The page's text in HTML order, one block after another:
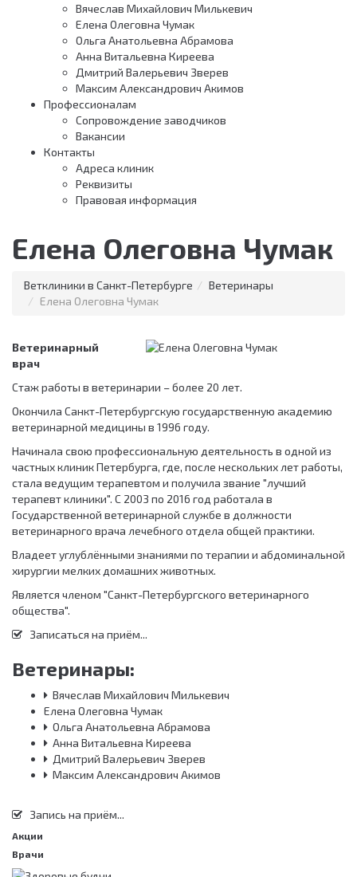
Вячеслав Михайлович Милькевич
Елена Олеговна Чумак
Ольга Анатольевна Абрамова
Анна Витальевна Киреева
Дмитрий Валерьевич Зверев
Максим Александрович Акимов
Профессионалам
Сопровождение заводчиков
Вакансии
Контакты
Адреса клиник
Реквизиты
Правовая информация
Елена Олеговна Чумак
Ветклиники в Санкт-Петербурге
Ветеринары
Елена Олеговна Чумак
Ветеринарный
врач
Стаж работы в ветеринарии – более 20 лет.
Окончила Санкт-Петербургскую государственную академию
ветеринарной медицины в 1996 году.
Начинала свою профессиональную деятельность в одной из
частных клиник Петербурга, где, после нескольких лет работы,
стала ведущим терапевтом и получила звание "лучший
терапевт клиники". С 2003 по 2016 год работала в
Государственной ветеринарной службе в должности
ветеринарного врача лечебного отдела общей практики.
Владеет углублёнными знаниями по терапии и абдоминальной
хирургии мелких домашних животных.
Является членом "Санкт-Петербургского ветеринарного
общества".
Записаться на приём...
Ветеринары:
Вячеслав Михайлович Милькевич
Елена Олеговна Чумак
Ольга Анатольевна Абрамова
Анна Витальевна Киреева
Дмитрий Валерьевич Зверев
Максим Александрович Акимов
Запись на приём...
Акции
Врачи